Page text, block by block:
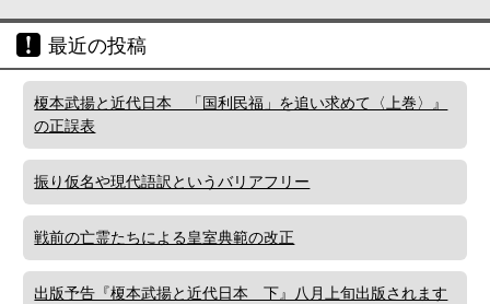
最近の投稿
榎本武揚と近代日本 「国利民福」を追い求めて〈上巻〉』
の正誤表
振り仮名や現代語訳というバリアフリー
戦前の亡霊たちによる皇室典範の改正
出版予告『榎本武揚と近代日本 下』八月上旬出版されます